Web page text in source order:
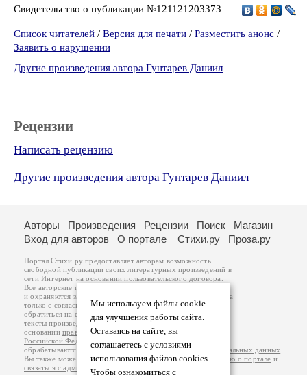
Свидетельство о публикации №121121203373
Список читателей / Версия для печати / Разместить анонс /
Заявить о нарушении
Другие произведения автора Гунтарев Даниил
Рецензии
Написать рецензию
Другие произведения автора Гунтарев Даниил
Мы используем файлы cookie
для улучшения работы сайта.
Оставаясь на сайте, вы
соглашаетесь с условиями
использования файлов cookies.
Чтобы ознакомиться с
Авторы Произведения Рецензии Поиск
Магазин
Вход для авторов
О портале Стихи.ру Проза.ру
Портал Стихи.ру предоставляет авторам возможность
свободной публикации своих литературных произведений в
сети Интернет на основаниипользовательского договора
Все авторские права на произведения принадлежат авторам
и охраняются законом
. Перепечатка произведений возможна
только с согласия его автора, к которому вы можете
обратиться на его авторской странице. Ответственность за
тексты произведений авторы несут самостоятельно на
основанииправил публикацииизаконодательства
Российской Федерации
обрабатываются на основанииПолитики обработки персональных данных
Вы также можете посмотреть более подробнуюинформацию о портале и
связаться с администрацией